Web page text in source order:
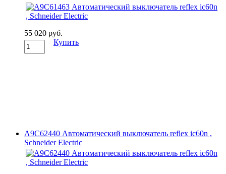
55 020 руб.
Купить
A9C62440 Автоматический выключатель reflex ic60n ,
Schneider Electric